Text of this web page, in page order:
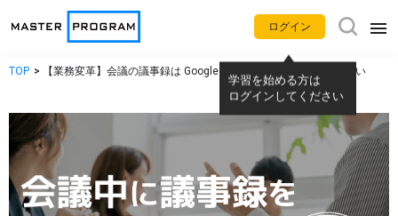
アプリ別使い方動画
Gemini NotebookLM
Gmail Google カレンダー
ログイン
学習を始める方は
ログインしてください
TOP 【業務変革】会議の議事録は Google ドキュメントが1つあればいい